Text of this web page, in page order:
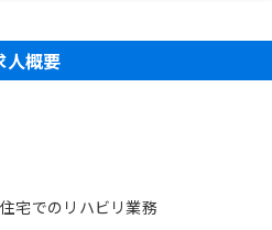
人概要
宅でのリハビリ業務